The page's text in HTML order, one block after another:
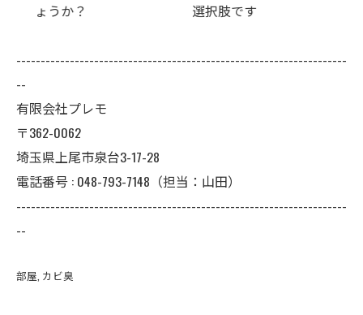
選択肢です
--------------------------------------------------------------------
--
有限会社プレモ
〒362-0062
埼玉県上尾市泉台3-17-28
電話番号 : 048-793-7148（担当：山田）
--------------------------------------------------------------------
--
部屋 カビ臭